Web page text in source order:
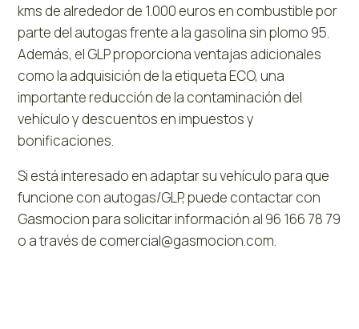
kms de alrededor de 1.000 euros en combustible por
parte del autogas frente a la gasolina sin plomo 95.
Además, el GLP proporciona ventajas adicionales
como la adquisición de la etiqueta ECO, una
importante reducción de la contaminación del
vehículo y descuentos en impuestos y
bonificaciones.
Si está interesado en adaptar su vehículo para que
funcione con autogas/GLP, puede contactar con
Gasmocion para solicitar información al 96 166 78 79
o a través de comercial@gasmocion.com.